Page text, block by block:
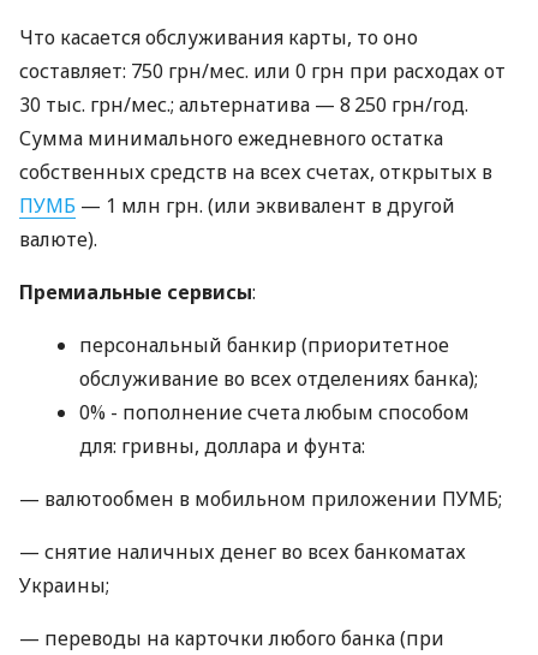
Что касается обслуживания карты, то оно
составляет: 750 грн/мес. или 0 грн при расходах от
30 тыс. грн/мес.; альтернатива — 8 250 грн/год.
Сумма минимального ежедневного остатка
собственных средств на всех счетах, открытых в
ПУМБ — 1 млн грн. (или эквивалент в другой
валюте).
Премиальные сервисы:
персональный банкир (приоритетное
обслуживание во всех отделениях банка);
0% - пополнение счета любым способом
для: гривны, доллара и фунта:
— валютообмен в мобильном приложении ПУМБ;
— снятие наличных денег во всех банкоматах
Украины;
— переводы на карточки любого банка (при